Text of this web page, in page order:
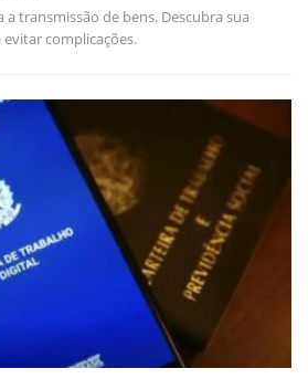
transmissão de bens. Descubra sua
complicações.